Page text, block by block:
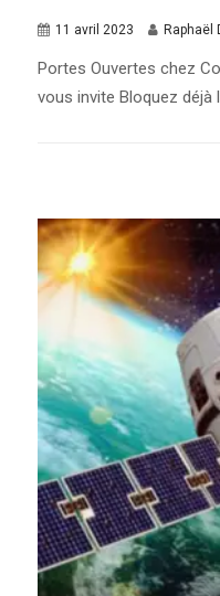
11 avril 2023 Raphaël
Portes Ouvertes chez
vous invite Bloquez déjà